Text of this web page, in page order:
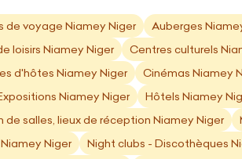
de voyage Niamey Niger Auberges
loisirs Niamey Niger
Centres culturels
d'hôtes Niamey Niger
Cinémas Niamey
Niamey Niger
Hôtels Niamey
de salles, lieux de réception Niamey Niger
Niger
Night clubs - Discothèques